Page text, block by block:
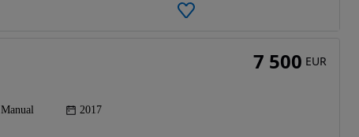
Manual 2017
7 500 EUR